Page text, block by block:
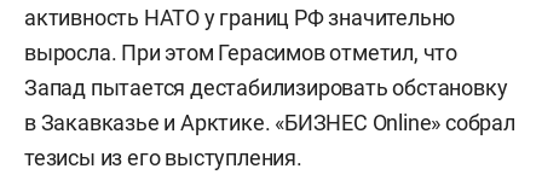
активность НАТО у границ РФ значительно
выросла. При этом Герасимов отметил, что
Запад пытается дестабилизировать обстановку
в Закавказье и Арктике. «БИЗНЕС Online» собрал
тезисы из его выступления.